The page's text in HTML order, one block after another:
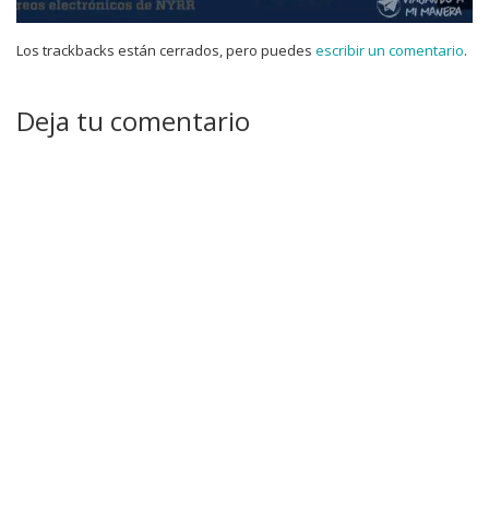
Los trackbacks están cerrados, pero puedes escribir un comentario.
Deja tu comentario